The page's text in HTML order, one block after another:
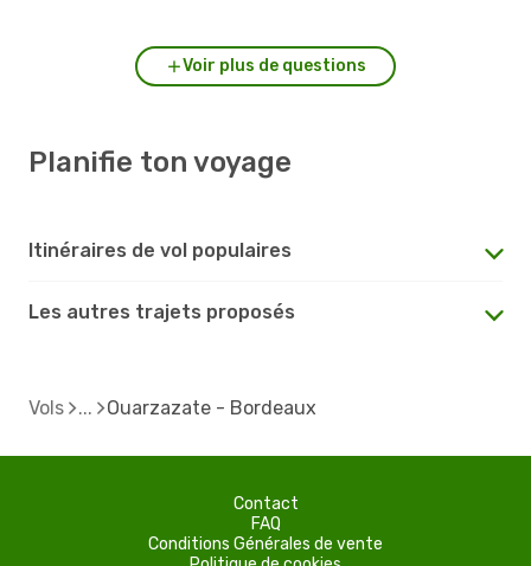
Voir plus de questions
Planifie ton voyage
Itinéraires de vol populaires
Les autres trajets proposés
Vols Ouarzazate - Bordeaux
Contact
FAQ
Conditions Générales de vente